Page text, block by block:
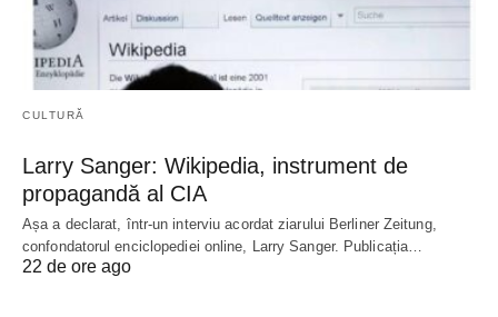
CULTURĂ
Larry Sanger: Wikipedia, instrument de
propagandă al CIA
Așa a declarat, într-un interviu acordat ziarului Berliner Zeitung,
confondatorul enciclopediei online, Larry Sanger. Publicația…
22 de ore ago